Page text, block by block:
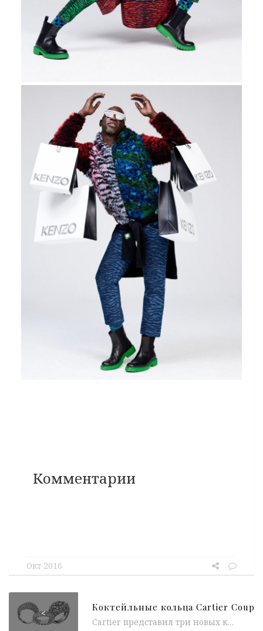
Комментарии
Окт 2016
<
Cartier представил три новых коктейльных кольца мини коллекции Coup d’éclat de Cartier. Роскошные украшения скульптурных форм из белого золота и инкрустированы бриллиантами общим...